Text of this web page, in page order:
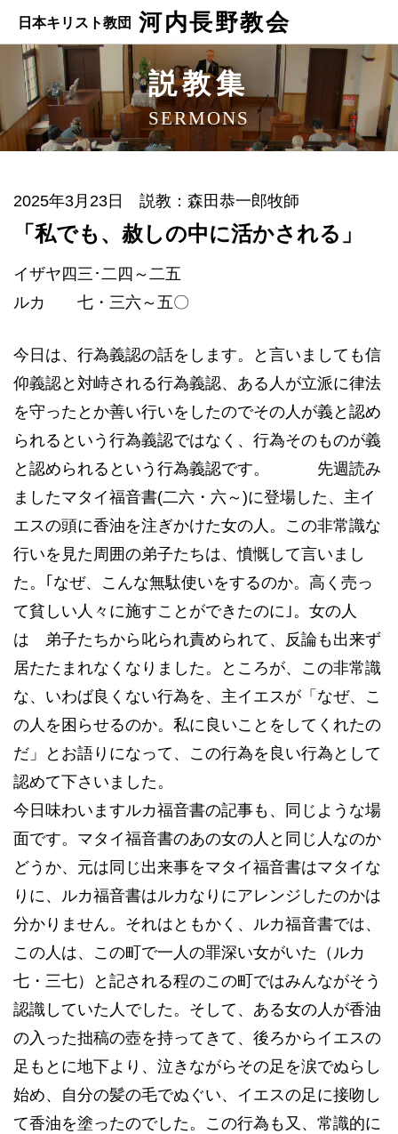
日本キリスト教団 河内長野教会
説教集
SERMONS
2025年3月23日 説教：森田恭一郎牧師
「私でも、赦しの中に活かされる」
イザヤ四三･二四～二五
ルカ 七・三六～五〇
今日は、行為義認の話をします。と言いましても信
仰義認と対峙される行為義認、ある人が立派に律法
を守ったとか善い行いをしたのでその人が義と認め
られるという行為義認ではなく、行為そのものが義
と認められるという行為義認です。 先週読み
ましたマタイ福音書(二六・六～)に登場した、主イ
エスの頭に香油を注ぎかけた女の人。この非常識な
行いを見た周囲の弟子たちは、憤慨して言いまし
た。｢なぜ、こんな無駄使いをするのか。高く売っ
て貧しい人々に施すことができたのに｣。女の人
は 弟子たちから叱られ責められて、反論も出来ず
居たたまれなくなりました。ところが、この非常識
な、いわば良くない行為を、主イエスが「なぜ、こ
の人を困らせるのか。私に良いことをしてくれたの
だ」とお語りになって、この行為を良い行為として
認めて下さいました。
今日味わいますルカ福音書の記事も、同じような場
面です。マタイ福音書のあの女の人と同じ人なのか
どうか、元は同じ出来事をマタイ福音書はマタイな
りに、ルカ福音書はルカなりにアレンジしたのかは
分かりません。それはともかく、ルカ福音書では、
この人は、この町で一人の罪深い女がいた（ルカ
七・三七）と記される程のこの町ではみんながそう
認識していた人でした。そして、ある女の人が香油
の入った拙稿の壺を持ってきて、後ろからイエスの
足もとに地下より、泣きながらその足を涙でぬらし
始め、自分の髪の毛でぬぐい、イエスの足に接吻し
て香油を塗ったのでした。この行為も又、常識的に